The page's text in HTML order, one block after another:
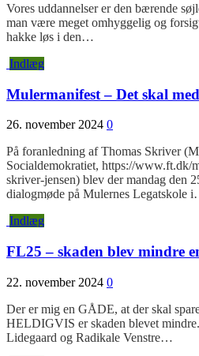
Vores uddannelser er den bærende
man være meget omhyggelig og
hakke løs i den…
Indlæg
Mulermanifest – Det skal
26. november 2024 0
På foranledning af Thomas Skriver
Socialdemokratiet, https://www.ft.dk/
skriver-jensen) blev der mandag den
dialogmøde på Mulernes Legatskole
Indlæg
FL25 – skaden blev mindre
22. november 2024 0
Der er mig en GÅDE, at der skal
HELDIGVIS er skaden blevet
Lidegaard og Radikale Venstre…